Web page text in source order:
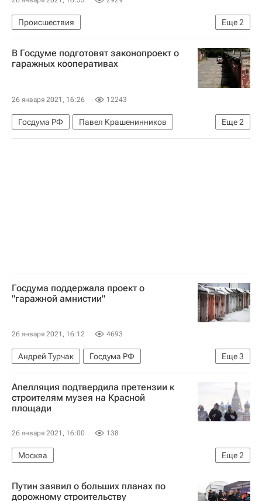
Еще2
Происшествия
Следственный комитет России (СК РФ)
Белый Яр
В Госдуме подготовят законопроект о
гаражных кооперативах
26 января 2021, 16:26 12243
Еще2
Госдума РФ
Павел Крашенинников
Законодательство
Гаражи
Госдума поддержала проект о
"гаражной амнистии"
26 января 2021, 16:12 4693
Еще3
Андрей Турчак
Госдума РФ
Павел Крашенинников
Законодательство
Гаражи
Апелляция подтвердила претензии к
строителям музея на Красной
площади
26 января 2021, 16:00 138
Еще2
Москва
Девятый арбитражный апелляционный суд
Музеи
Путин заявил о больших планах по
дорожному строительству